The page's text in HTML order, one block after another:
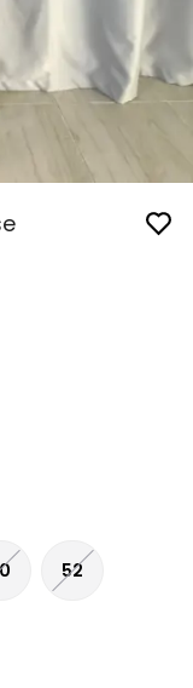
52